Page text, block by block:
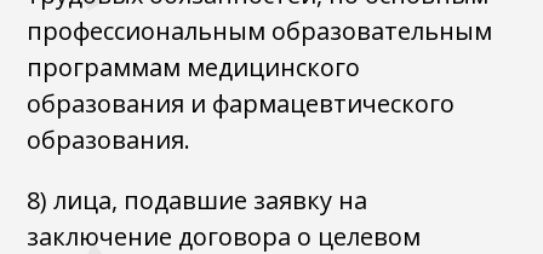
профессиональным образовательным
программам медицинского
образования и фармацевтического
образования.
8) лица, подавшие заявку на
заключение договора о целевом